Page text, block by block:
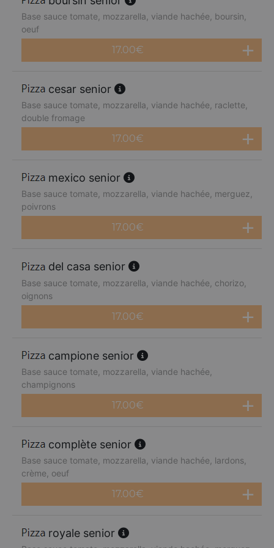
Base sauce tomate, mozzarella, viande hachée, boursin,
oeuf
17.00€
cesar senior
Base sauce tomate, mozzarella, viande hachée, raclette,
double fromage
17.00€
mexico senior
Base sauce tomate, mozzarella, viande hachée, merguez,
poivrons
17.00€
del casa senior
Base sauce tomate, mozzarella, viande hachée, chorizo,
oignons
17.00€
campione senior
Base sauce tomate, mozzarella, viande hachée,
champignons
17.00€
complète senior
Base sauce tomate, mozzarella, viande hachée, lardons,
crème, oeuf
17.00€
royale senior